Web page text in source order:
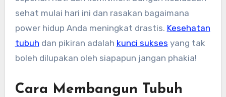
sehat mulai hari ini dan rasakan bagaimana
power hidup Anda meningkat drastis. Kesehatan
tubuh dan pikiran adalah kunci sukses yang tak
boleh dilupakan oleh siapapun jangan phakia!
Cara Membangun Tubuh